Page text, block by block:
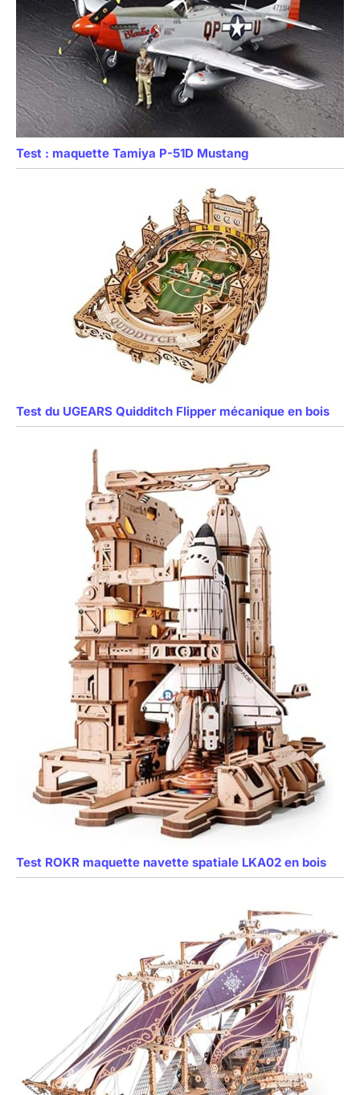
Test : maquette Tamiya P-51D Mustang
Test du UGEARS Quidditch Flipper mécanique en bois
Test ROKR maquette navette spatiale LKA02 en bois